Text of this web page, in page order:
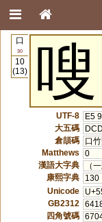
口
30
10
(13)
嗖
UTF-8
E5
大五碼
倉頡碼
口
Matthews
0
漢語大字典
（
康熙字典
130
Unicode
GB2312
四角號碼